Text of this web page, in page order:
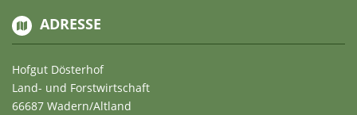
ADRESSE
Hofgut Dösterhof
Land- und Forstwirtschaft
66687 Wadern/Altland